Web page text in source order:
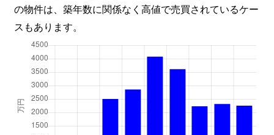
の物件は、築年数に関係なく高値で売買されているケー
スもあります。